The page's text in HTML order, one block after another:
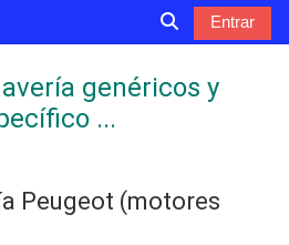
Entrar
genéricos y
...
Peugeot (motores